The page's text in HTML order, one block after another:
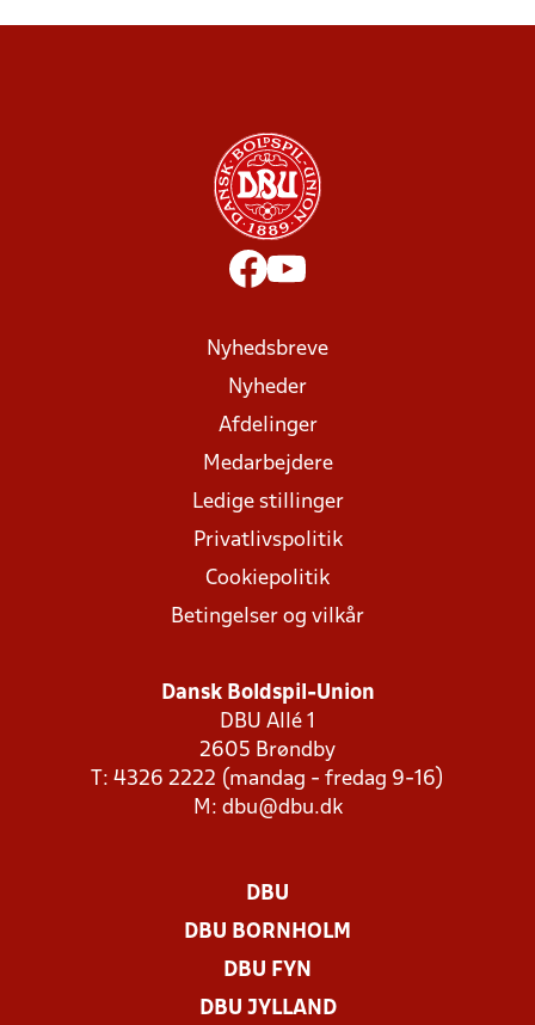
Nyhedsbreve
Nyheder
Afdelinger
Medarbejdere
Ledige stillinger
Privatlivspolitik
Cookiepolitik
Betingelser og vilkår
Dansk Boldspil-Union
DBU Allé 1
2605 Brøndby
T: 4326 2222 (mandag - fredag 9-16)
M: dbu@dbu.dk
DBU
DBU BORNHOLM
DBU FYN
DBU JYLLAND